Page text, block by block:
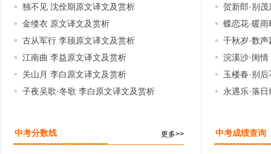
独不见 沈佺期原文译文及赏析
金缕衣 原文译文及赏析
古从军行 李颀原文译文及赏析
江南曲 李益原文译文及赏析
关山月 李白原文译文及赏析
子夜吴歌·冬歌 李白原文译文及赏析
贺新郎·别
析
蝶恋花·暖
赏析
千秋岁·数
浣溪沙·闺
玉楼春·别
赏析
永遇乐·落
中考分数线 更多>> 中考成绩查询